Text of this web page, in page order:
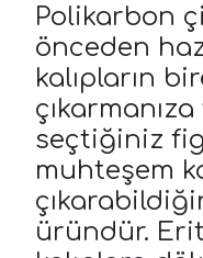
Polikarbon
önceden
kalıpların
seçtiğiniz
muhteşem
üründür.